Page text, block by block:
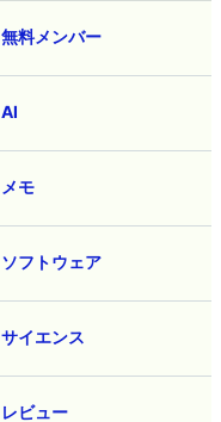
無料メンバー
AI
メモ
ソフトウェア
サイエンス
レビュー